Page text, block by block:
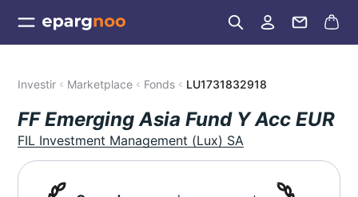
Investir Marketplace Fonds LU1731832918
FF Emerging Asia Fund Y Acc EUR
FIL Investment Management (Lux) SA